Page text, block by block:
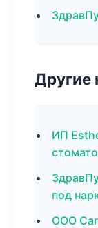
Другие
ИП
под
ООО